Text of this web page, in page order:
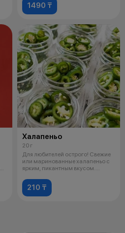
1490 ₸
Халапеньо
20 г
Для любителей острого! Свежие
или маринованные халапеньо с
ярким, пикантным вкусом.
210 ₸